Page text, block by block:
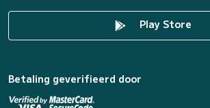
Play Store
Betaling geverifieerd door